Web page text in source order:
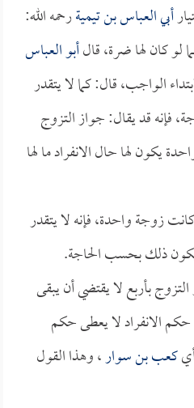
أبي العباس بن تيميةرحمه الله:
لو كان لها ضرة، قالأبو العباس
الواجب، قال: كما لا يتقدر
فإنه قد يقال: جواز التزوج
يكون لها حال الانفراد ما لها
زوجة واحدة، فإنه لا يتقدر
ذلك بحسب الحاجة.
بأربع لا يقتضي أن يبقى
حكم الانفراد لا يعطى حكم
كعب بن سوار، وهذا القول